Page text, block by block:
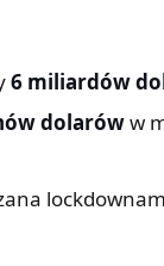
6 miliardów
dolaróww